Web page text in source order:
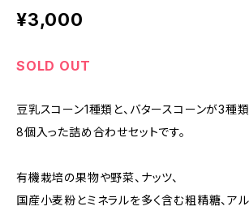
¥3,000
SOLD OUT
豆乳スコーン1種類と、バタースコーンが3種類
8個入った詰め合わせセットです。
有機栽培の果物や野菜、ナッツ、
国産小麦粉とミネラルを多く含む粗精糖、ア